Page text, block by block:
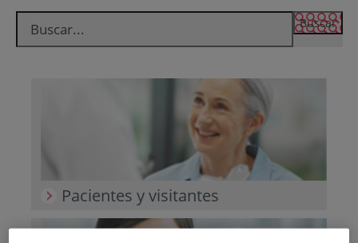
idioma
Pacientes y visitantes